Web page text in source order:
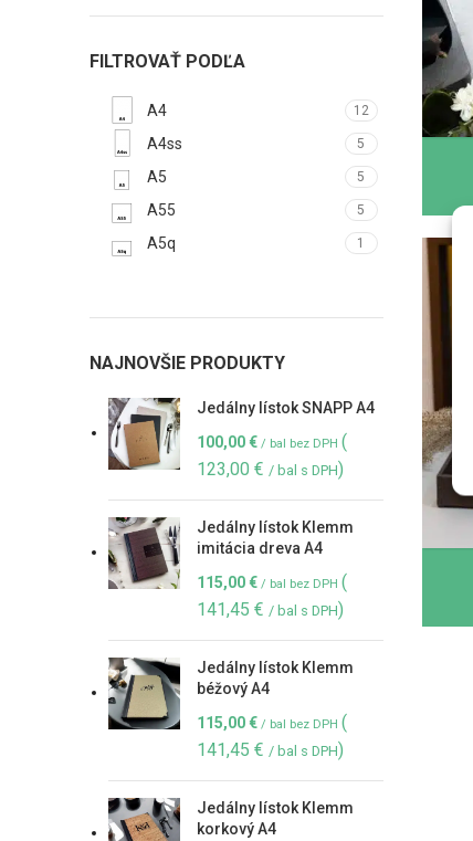
FILTROVAŤ PODĽA
A4 12
A4ss 5
A5 5
A55 5
A5q 1
NAJNOVŠIE PRODUKTY
Jedálny lístok SNAPP A4
100,00€ / bal bez DPH (
123,00 € / bal s DPH)
Jedálny lístok Klemm
imitácia dreva A4
115,00€ / bal bez DPH (
141,45 € / bal s DPH)
Jedálny lístok Klemm
béžový A4
115,00€ / bal bez DPH (
141,45 € / bal s DPH)
Jedálny lístok Klemm
korkový A4